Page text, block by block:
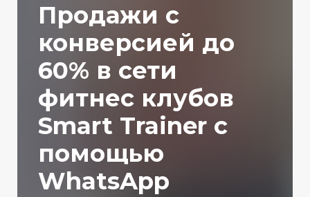
Продажи с
конверсией до
60% в сети
фитнес клубов
Smart Trainer с
помощью
WhatsApp